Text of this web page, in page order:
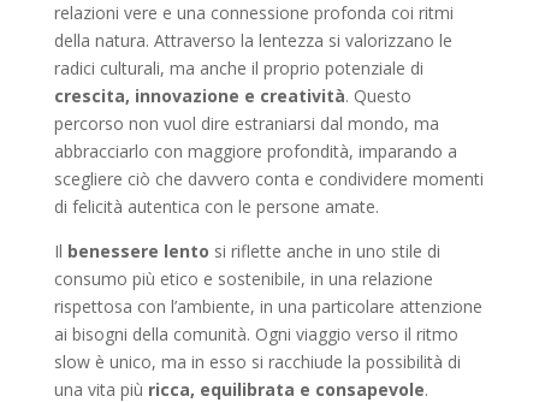
relazioni vere e una connessione profonda coi ritmi
della natura. Attraverso la lentezza si valorizzano le
radici culturali, ma anche il proprio potenziale di
crescita, innovazione e creatività. Questo
percorso non vuol dire estraniarsi dal mondo, ma
abbracciarlo con maggiore profondità, imparando a
scegliere ciò che davvero conta e condividere momenti
di felicità autentica con le persone amate.
Il benessere lento si riflette anche in uno stile di
consumo più etico e sostenibile, in una relazione
rispettosa con l’ambiente, in una particolare attenzione
ai bisogni della comunità. Ogni viaggio verso il ritmo
slow è unico, ma in esso si racchiude la possibilità di
una vita più ricca, equilibrata e consapevole.